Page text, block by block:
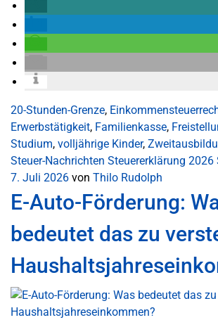
20-Stunden-Grenze,
Erwerbstätigkeit, Familienkasse,
Studium, volljährige Kinder,
Steuer-Nachrichten Steuererklärung 2026
7. Juli 2026 von Thilo Rudolph
E-Auto-Förderung:
bedeutet das zu